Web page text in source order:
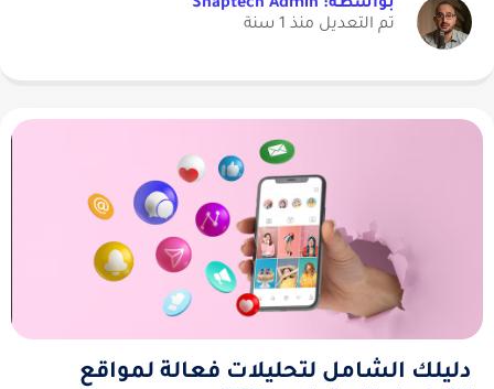
بواسطة: Snaptech Admin
تم التعديل منذ 1 سنة
دليلك الشامل لتحليلات فعالة لمواقع